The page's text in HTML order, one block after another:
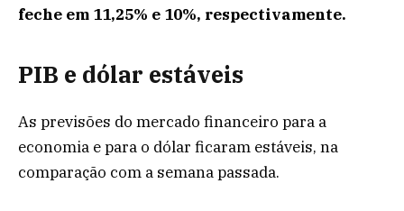
feche em 11,25% e 10%, respectivamente.
PIB e dólar estáveis
As previsões do mercado financeiro para a
economia e para o dólar ficaram estáveis, na
comparação com a semana passada.